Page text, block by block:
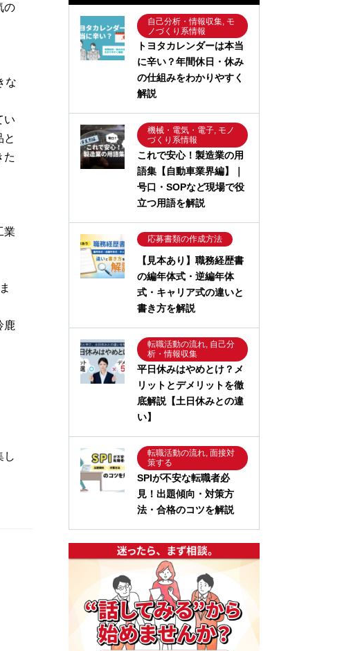
の
な
い
と
た
業
鹿
し
自己分析・情報収集, モ
ノづくり系情報
トヨタカレンダーは本当
に辛い？年間休日・休み
の仕組みをわかりやすく
解説
機械・電気・電子, モノ
づくり系情報
これで安心！製造業の用
語集【自動車業界編】｜
号口・SOPなど現場で役
立つ用語を解説
応募書類の作成方法
【見本あり】職務経歴書
の編年体式・逆編年体
式・キャリア式の違いと
書き方を解説
転職活動の流れ, 自己分
析・情報収集
平日休みはやめとけ？メ
リットとデメリットを徹
底解説【土日休みとの違
い】
転職活動の流れ, 面接対
策する
SPIが不安な転職者必
見！出題傾向・対策方
法・合格のコツを解説